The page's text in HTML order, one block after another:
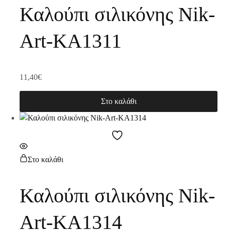
Καλούπι σιλικόνης Nik-
Art-KA1311
11,40€
Στο καλάθι
Στο καλάθι
Καλούπι σιλικόνης Nik-
Art-KA1314